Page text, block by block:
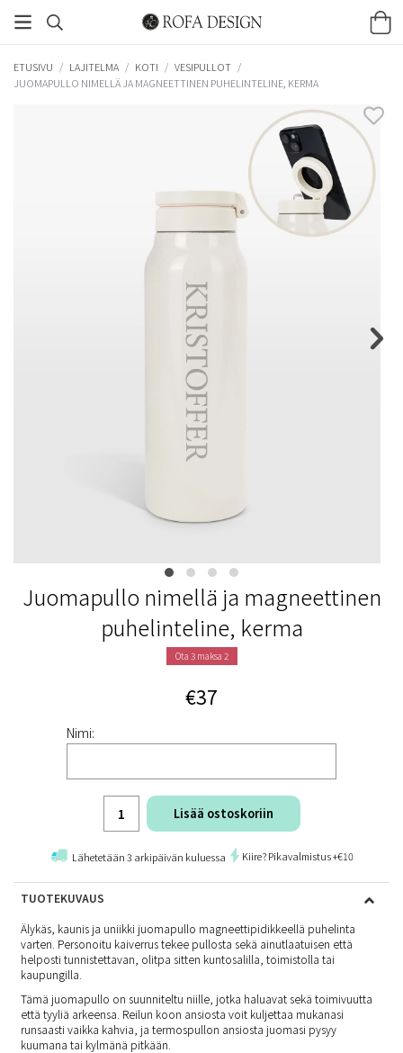
ETUSIVU / LAJITELMA / KOTI / VESIPULLOT /
JUOMAPULLO NIMELLÄ JA MAGNEETTINEN PUHELINTELINE, KERMA
Juomapullo nimellä ja magneettinen
puhelinteline, kerma
Ota 3 maksa 2
€37
Nimi:
Lisää ostoskoriin
Lähetetään 3 arkipäivän kuluessa Kiire? Pikavalmistus +€10
TUOTEKUVAUS
Älykäs, kaunis ja uniikki juomapullo magneettipidikkeellä puhelinta
varten. Personoitu kaiverrus tekee pullosta sekä ainutlaatuisen että
helposti tunnistettavan, olitpa sitten kuntosalilla, toimistolla tai
kaupungilla.
Tämä juomapullo on suunniteltu niille, jotka haluavat sekä toimivuutta
että tyyliä arkeensa. Reilun koon ansiosta voit kuljettaa mukanasi
runsaasti vaikka kahvia, ja termospullon ansiosta juomasi pysyy
kuumana tai kylmänä pitkään.